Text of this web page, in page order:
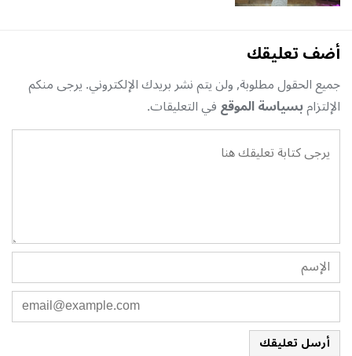
أضف تعليقك
جميع الحقول مطلوبة, ولن يتم نشر بريدك الإلكتروني. يرجى منكم
الإلتزامبسياسة الموقعفي التعليقات.
أرسل تعليقك